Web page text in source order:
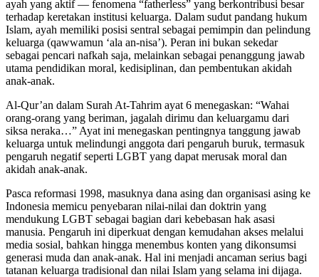
ayah yang aktif — fenomena “fatherless” yang berkontribusi besar
terhadap keretakan institusi keluarga. Dalam sudut pandang hukum
Islam, ayah memiliki posisi sentral sebagai pemimpin dan pelindung
keluarga (qawwamun ‘ala an-nisa’). Peran ini bukan sekedar
sebagai pencari nafkah saja, melainkan sebagai penanggung jawab
utama pendidikan moral, kedisiplinan, dan pembentukan akidah
anak-anak.
Al-Qur’an dalam Surah At-Tahrim ayat 6 menegaskan: “Wahai
orang-orang yang beriman, jagalah dirimu dan keluargamu dari
siksa neraka…” Ayat ini menegaskan pentingnya tanggung jawab
keluarga untuk melindungi anggota dari pengaruh buruk, termasuk
pengaruh negatif seperti LGBT yang dapat merusak moral dan
akidah anak-anak.
Pasca reformasi 1998, masuknya dana asing dan organisasi asing ke
Indonesia memicu penyebaran nilai-nilai dan doktrin yang
mendukung LGBT sebagai bagian dari kebebasan hak asasi
manusia. Pengaruh ini diperkuat dengan kemudahan akses melalui
media sosial, bahkan hingga menembus konten yang dikonsumsi
generasi muda dan anak-anak. Hal ini menjadi ancaman serius bagi
tatanan keluarga tradisional dan nilai Islam yang selama ini dijaga.